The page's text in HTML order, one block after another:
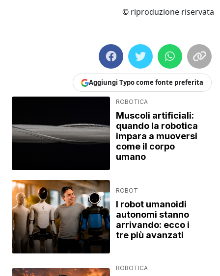
© riproduzione riservata
Aggiungi Typo come fonte preferita
ROBOTICA
Muscoli artificiali:
quando la robotica
impara a muoversi
come il corpo
umano
ROBOT
I robot umanoidi
autonomi stanno
arrivando: ecco i
tre più avanzati
ROBOTICA